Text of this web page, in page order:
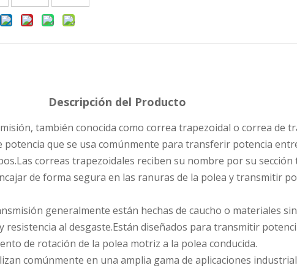
Descripción del Producto
también conocida como correa trapezoidal o correa de
que se usa comúnmente para transferir potencia
correas trapezoidales reciben su nombre por su sección
de forma segura en las ranuras de la polea y transmitir
generalmente están hechas de caucho o materiales
resistencia al desgaste.Están diseñados para transmitir
de rotación de la polea motriz a la polea conducida.
comúnmente en una amplia gama de aplicaciones